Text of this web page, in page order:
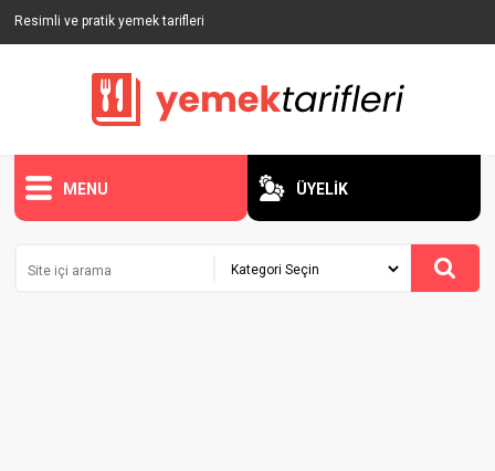
Resimli ve pratik yemek tarifleri
MENU ÜYELİK